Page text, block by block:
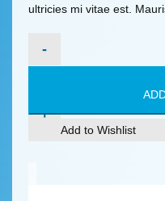
ultricies mi vitae est.
Add to Wishlist